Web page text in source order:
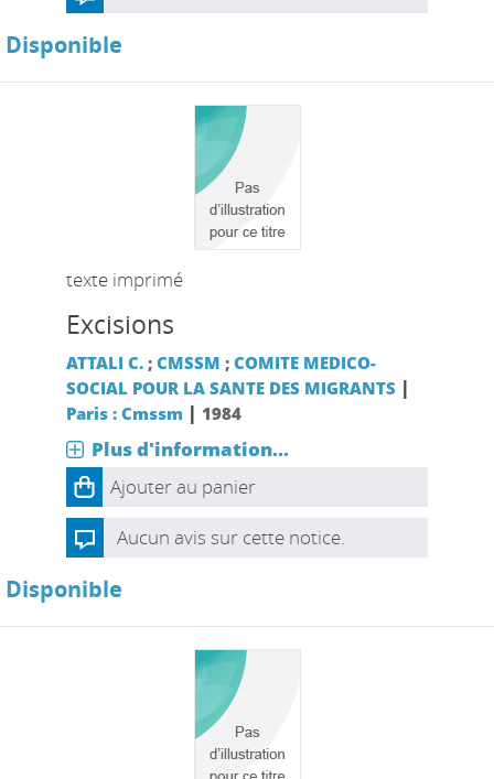
Disponible
texte imprimé
Excisions
ATTALI C.; CMSSM ; COMITE MEDICO-
SOCIAL POUR LA SANTE DES MIGRANTS |
Paris : Cmssm | 1984
Plus d'information...
Ajouter au panier
Aucun avis sur cette notice.
Disponible